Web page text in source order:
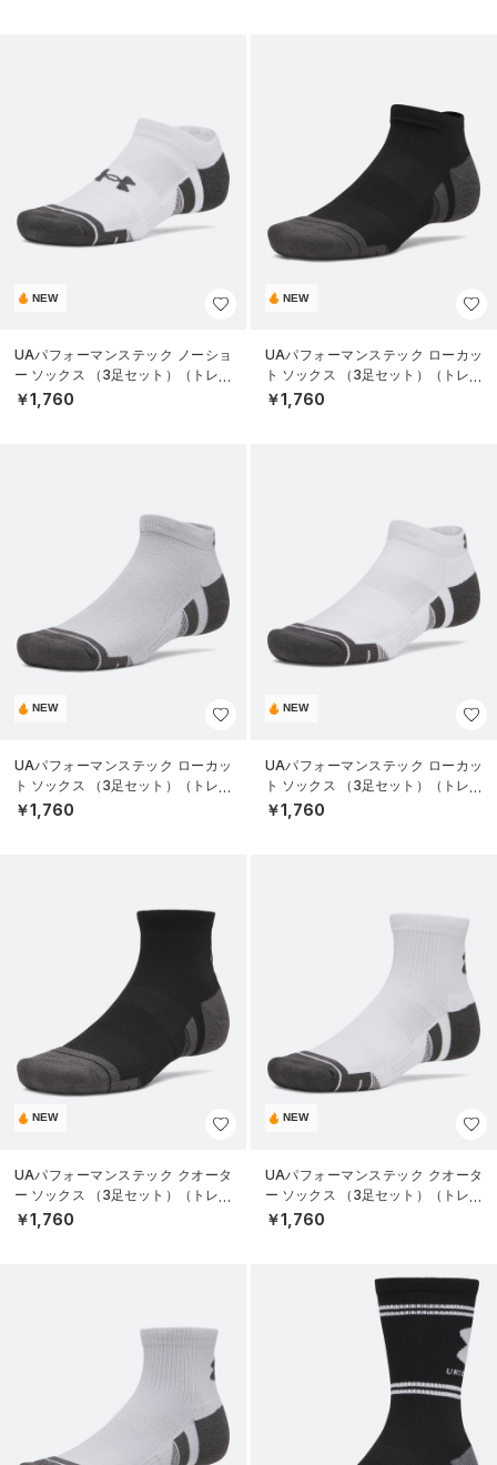
NEW
UAパフォーマンステック ノーショ
ー ソックス （3足セット）（トレー
ニング/UNISEX）
￥1,760
NEW
UAパフォーマンステック ローカッ
ト ソックス （3足セット）（トレー
ニング/UNISEX）
￥1,760
NEW
UAパフォーマンステック ローカッ
ト ソックス （3足セット）（トレー
ニング/UNISEX）
￥1,760
NEW
UAパフォーマンステック ローカッ
ト ソックス （3足セット）（トレー
ニング/UNISEX）
￥1,760
NEW
UAパフォーマンステック クオータ
ー ソックス （3足セット）（トレー
ニング/UNISEX）
￥1,760
NEW
UAパフォーマンステック クオータ
ー ソックス （3足セット）（トレー
ニング/UNISEX）
￥1,760